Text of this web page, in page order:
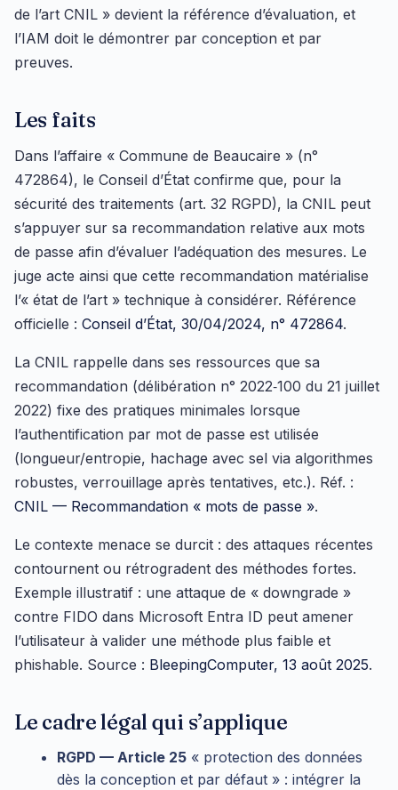
de l’art CNIL » devient la référence d’évaluation, et
l’IAM doit le démontrer par conception et par
preuves.
Les faits
Dans l’affaire « Commune de Beaucaire » (n°
472864), le Conseil d’État confirme que, pour la
sécurité des traitements (art. 32 RGPD), la CNIL peut
s’appuyer sur sa recommandation relative aux mots
de passe afin d’évaluer l’adéquation des mesures. Le
juge acte ainsi que cette recommandation matérialise
l’« état de l’art » technique à considérer. Référence
officielle : Conseil d’État, 30/04/2024, n° 472864.
La CNIL rappelle dans ses ressources que sa
recommandation (délibération n° 2022‑100 du 21 juillet
2022) fixe des pratiques minimales lorsque
l’authentification par mot de passe est utilisée
(longueur/entropie, hachage avec sel via algorithmes
robustes, verrouillage après tentatives, etc.). Réf. :
CNIL — Recommandation « mots de passe ».
Le contexte menace se durcit : des attaques récentes
contournent ou rétrogradent des méthodes fortes.
Exemple illustratif : une attaque de « downgrade »
contre FIDO dans Microsoft Entra ID peut amener
l’utilisateur à valider une méthode plus faible et
phishable. Source : BleepingComputer, 13 août 2025.
Le cadre légal qui s’applique
RGPD — Article 25 « protection des données
dès la conception et par défaut » : intégrer la